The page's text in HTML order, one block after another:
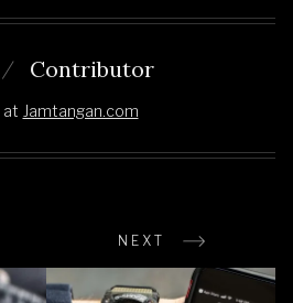
Contributor
at Jamtangan.com
NEXT